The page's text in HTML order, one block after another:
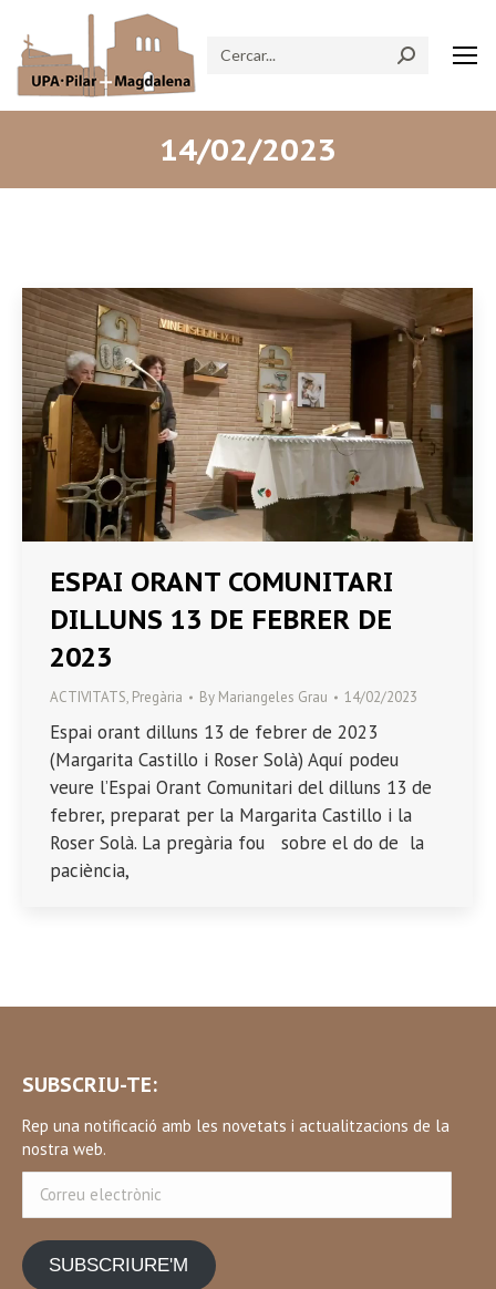
Search:
14/02/2023
ESPAI ORANT COMUNITARI
DILLUNS 13 DE FEBRER DE
2023
ACTIVITATS, Pregària By Mariangeles Grau 14/02/2023
Espai orant dilluns 13 de febrer de 2023
(Margarita Castillo i Roser Solà) Aquí podeu
veure l’Espai Orant Comunitari del dilluns 13 de
febrer, preparat per la Margarita Castillo i la
Roser Solà. La pregària fou sobre el do de la
paciència,
SUBSCRIU-TE:
Rep una notificació amb les novetats i actualitzacions de la
nostra web.
electrònic
SUBSCRIURE'M